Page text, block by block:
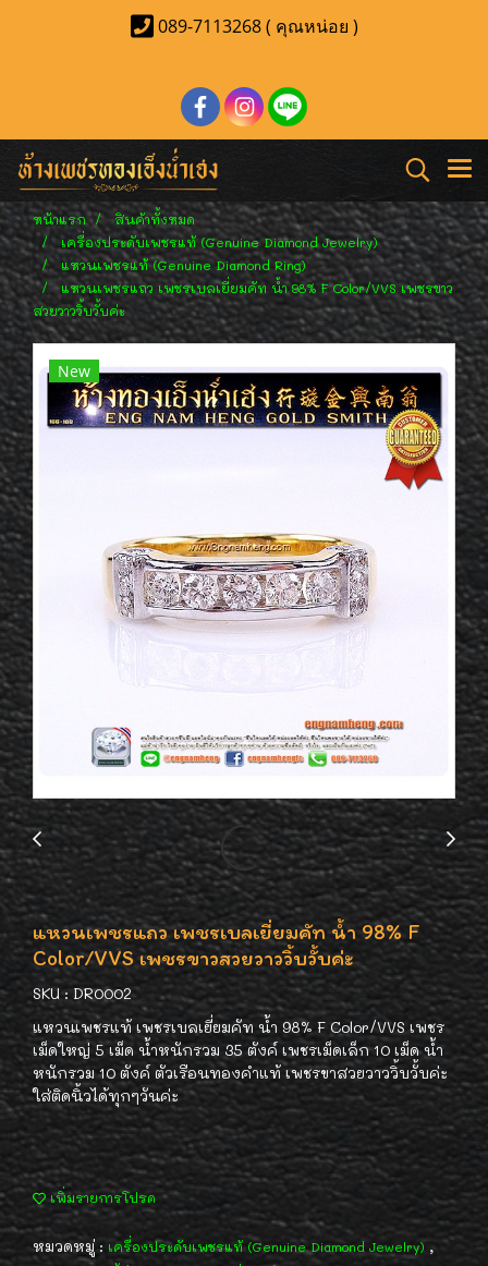
089-7113268 ( คุณหน่อย )
หน้าแรก
สินค้าทั้งหมด
เครื่องประดับเพชรแท้ (Genuine Diamond Jewelry)
แหวนเพชรแท้ (Genuine Diamond Ring)
แหวนเพชรแถว เพชรเบลเยี่ยมคัท น้ำ 98% F Color/VVS เพชรขาว
สวยวาววิ้บวั้บค่ะ
New
แหวนเพชรแถว เพชรเบลเยี่ยมคัท น้ำ 98% F
Color/VVS เพชรขาวสวยวาววิ้บวั้บค่ะ
SKU : DR0002
แหวนเพชรแท้ เพชรเบลเยี่ยมคัท น้ำ 98% F Color/VVS เพชร
เม็ดใหญ่ 5 เม็ด น้ำหนักรวม 35 ตังค์ เพชรเม็ดเล็ก 10 เม็ด น้ำ
หนักรวม 10 ตังค์ ตัวเรือนทองคำแท้ เพชรขาสวยวาววิ้บวั้บค่ะ
ใส่ติดนิ้วได้ทุกๆวันค่ะ
เพิ่มรายการโปรด
หมวดหมู่ : เครื่องประดับเพชรแท้ (Genuine Diamond Jewelry) ,